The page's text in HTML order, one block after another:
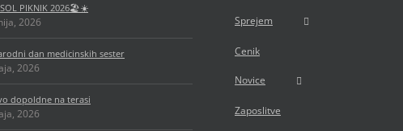
PIKNIK 2026🏖️☀️
2026
dan medicinskih sester
2026
dopoldne na terasi
2026
Sprejem
Cenik
Novice
Zaposlitve